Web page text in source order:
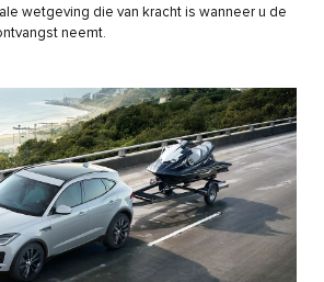
wetgeving die van kracht is wanneer u de
neemt.